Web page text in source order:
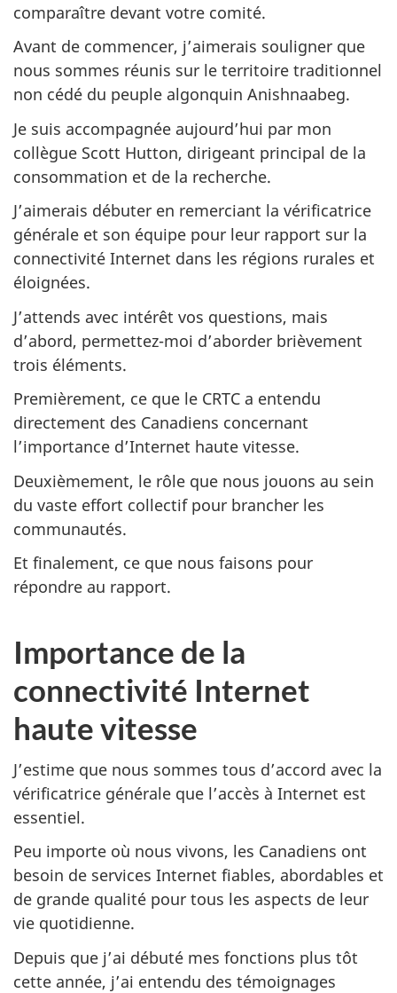
comparaître devant votre comité.
Avant de commencer, j’aimerais souligner que
nous sommes réunis sur le territoire traditionnel
non cédé du peuple algonquin Anishnaabeg.
Je suis accompagnée aujourd’hui par mon
collègue Scott Hutton, dirigeant principal de la
consommation et de la recherche.
J’aimerais débuter en remerciant la vérificatrice
générale et son équipe pour leur rapport sur la
connectivité Internet dans les régions rurales et
éloignées.
J’attends avec intérêt vos questions, mais
d’abord, permettez-moi d’aborder brièvement
trois éléments.
Premièrement, ce que le CRTC a entendu
directement des Canadiens concernant
l’importance d’Internet haute vitesse.
Deuxièmement, le rôle que nous jouons au sein
du vaste effort collectif pour brancher les
communautés.
Et finalement, ce que nous faisons pour
répondre au rapport.
Importance de la
connectivité Internet
haute vitesse
J’estime que nous sommes tous d’accord avec la
vérificatrice générale que l’accès à Internet est
essentiel.
Peu importe où nous vivons, les Canadiens ont
besoin de services Internet fiables, abordables et
de grande qualité pour tous les aspects de leur
vie quotidienne.
Depuis que j’ai débuté mes fonctions plus tôt
cette année, j’ai entendu des témoignages